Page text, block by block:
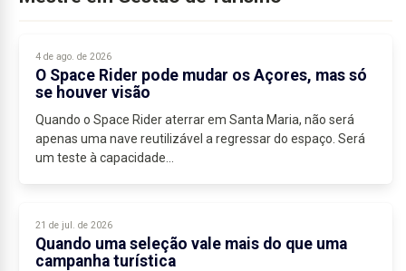
4 de ago. de 2026
O Space Rider pode mudar os Açores, mas só
se houver visão
Quando o Space Rider aterrar em Santa Maria, não será
apenas uma nave reutilizável a regressar do espaço. Será
um teste à capacidade...
21 de jul. de 2026
Quando uma seleção vale mais do que uma
campanha turística